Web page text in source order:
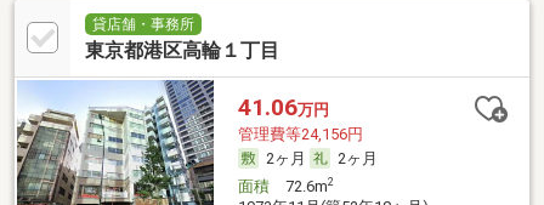
貸店舗・事務所
東京都港区高輪１丁目
41.06万円
管理費等24,156円
2ヶ月
2ヶ月
面積72.6m2